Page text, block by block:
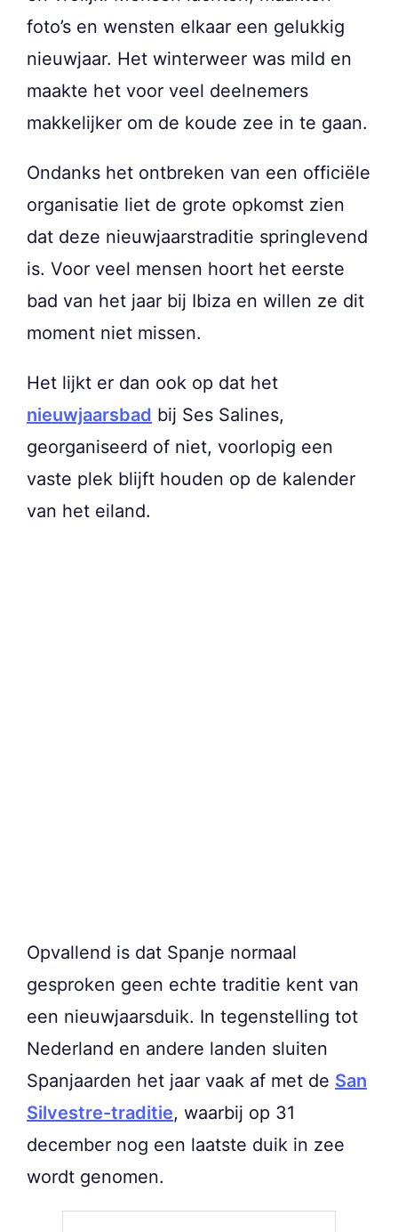
foto’s en wensten elkaar een gelukkig
nieuwjaar. Het winterweer was mild en
maakte het voor veel deelnemers
makkelijker om de koude zee in te gaan.
Ondanks het ontbreken van een officiële
organisatie liet de grote opkomst zien
dat deze nieuwjaarstraditie springlevend
is. Voor veel mensen hoort het eerste
bad van het jaar bij Ibiza en willen ze dit
moment niet missen.
Het lijkt er dan ook op dat het
nieuwjaarsbad bij Ses Salines,
georganiseerd of niet, voorlopig een
vaste plek blijft houden op de kalender
van het eiland.
Opvallend is dat Spanje normaal
gesproken geen echte traditie kent van
een nieuwjaarsduik. In tegenstelling tot
Nederland en andere landen sluiten
Spanjaarden het jaar vaak af met de San
Silvestre-traditie, waarbij op 31
december nog een laatste duik in zee
wordt genomen.